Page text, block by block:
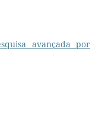
avançada por